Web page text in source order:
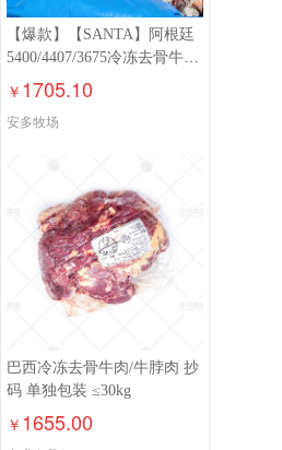
【爆款】【SANTA】阿根廷
5400/4407/3675冷冻去骨牛前
部位肉≤30kg
￥ 1705.10
安多牧场
巴西冷冻去骨牛肉/牛脖肉 抄
码 单独包装 ≤30kg
￥ 1655.00